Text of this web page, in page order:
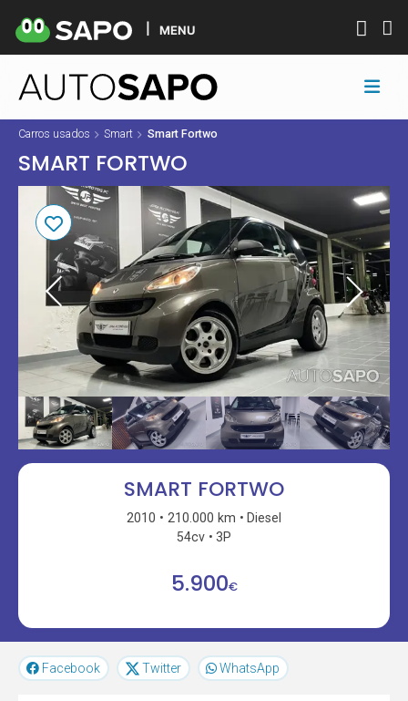
MENU
Carros usados Smart Smart Fortwo
SMART FORTWO
SMART FORTWO
2010 210.000 km
Diesel
54cv
3P
5.900€
Facebook Twitter WhatsApp